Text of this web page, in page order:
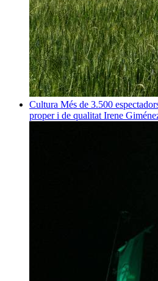
Cultura Més de 3.500
proper i de qualitat Irene